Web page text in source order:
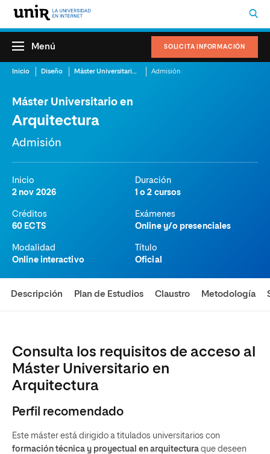
SOLICITA INFORMACIÓN
Menú
Inicio Diseño Máster Universitario en Arquitectura Admisión
Máster Universitario en
Arquitectura
Admisión
Inicio
2 nov 2026
Duración
1 o 2 cursos
Créditos
60 ECTS
Exámenes
Online y/o presenciales
Modalidad
Online interactivo
Título
Oficial
Descripción Plan de Estudios Claustro Metodología
Consulta los requisitos de acceso al
Máster Universitario en
Arquitectura
Perfil recomendado
Este máster está dirigido a titulados universitarios con
formación técnica y proyectual en arquitectura que deseen